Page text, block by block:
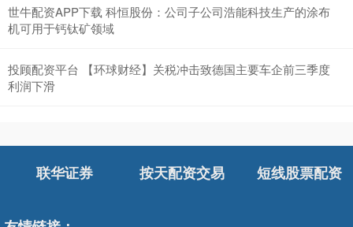
世牛配资APP下载 科恒股份：公司子公司浩能科技生产的涂布
机可用于钙钛矿领域
投顾配资平台 【环球财经】关税冲击致德国主要车企前三季度
利润下滑
联华证券 按天配资交易 短线股票配资